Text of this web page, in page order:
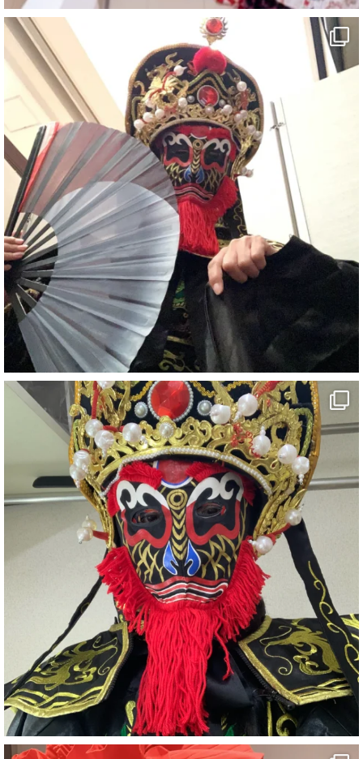
#四国
#愛媛観光
#旅行
#旅行動画
#一人旅
#観光スポット
#Travel
#ehime
#旅行好きと繋がりたい
7 X
さらに読み込む